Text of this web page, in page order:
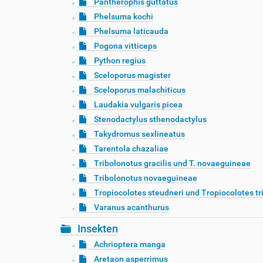
Phelsuma kochi
Phelsuma laticauda
Pogona vitticeps
Python regius
Sceloporus magister
Sceloporus malachiticus
Laudakia vulgaris picea
Stenodactylus sthenodactylus
Takydromus sexlineatus
Tarentola chazaliae
Tribolonotus gracilis und T. novaeguineae
Tribolonotus novaeguineae
Tropiocolotes steudneri und Tropiocolotes
Varanus acanthurus
Insekten
Achrioptera manga
Aretaon asperrimus